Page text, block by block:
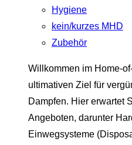
Hygiene
kein/kurzes MHD
Zubehör
Willkommen im Home-
ultimativen Ziel für
Dampfen. Hier erwartet
Angeboten, darunter
Einwegsysteme